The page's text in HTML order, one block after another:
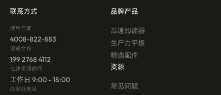
联系方式
使用咨询
4008-822-883
渠道合作
199 2768 4112
在线客服时间
工作日 9:00 - 18:00
办事处地址
品牌产品
高速阅读器
生产力平板
精选配件
资源
常见问题